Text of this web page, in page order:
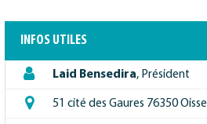
INFOS UTILES
Laid Bensedira, Président
51 cité des Gaures 76350 Oissel